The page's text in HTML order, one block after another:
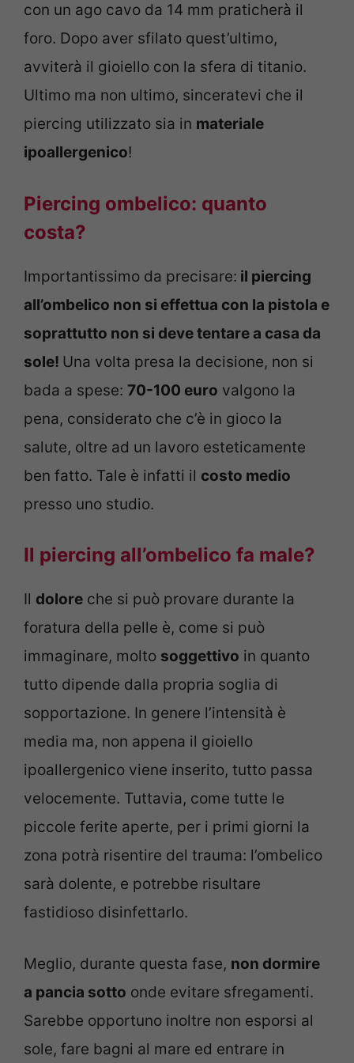
con un ago cavo da 14 mm praticherà il
foro. Dopo aver sfilato quest’ultimo,
avviterà il gioiello con la sfera di titanio.
Ultimo ma non ultimo, sinceratevi che il
piercing utilizzato sia in materiale
ipoallergenico!
Piercing ombelico: quanto
costa?
Importantissimo da precisare: il piercing
all’ombelico non si effettua con la pistola e
soprattutto non si deve tentare a casa da
sole! Una volta presa la decisione, non si
bada a spese: 70-100 euro valgono la
pena, considerato che c’è in gioco la
salute, oltre ad un lavoro esteticamente
ben fatto. Tale è infatti il costo medio
presso uno studio.
Il piercing all’ombelico fa male?
Il dolore che si può provare durante la
foratura della pelle è, come si può
immaginare, molto soggettivo in quanto
tutto dipende dalla propria soglia di
sopportazione. In genere l’intensità è
media ma, non appena il gioiello
ipoallergenico viene inserito, tutto passa
velocemente. Tuttavia, come tutte le
piccole ferite aperte, per i primi giorni la
zona potrà risentire del trauma: l’ombelico
sarà dolente, e potrebbe risultare
fastidioso disinfettarlo.
Meglio, durante questa fase, non dormire
a pancia sotto onde evitare sfregamenti.
Sarebbe opportuno inoltre non esporsi al
sole, fare bagni al mare ed entrare in